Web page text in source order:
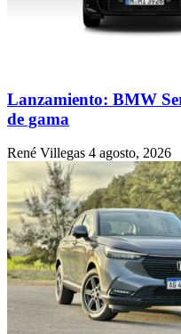
Lanzamiento: BMW
de gama
René Villegas 4 agosto, 2026